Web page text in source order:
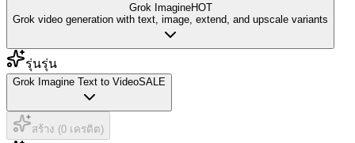
Grok ImagineHOT
Grok video generation with text, image, extend, and upscale variants
รุ่นรุ่น
Grok Imagine Text to VideoSALE
สร้าง (0 เครดิต)